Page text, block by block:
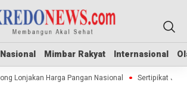
Nasional Mimbar Rakyat Internasional
Nasional Mimbar Rakyat Internasional
Lonjakan Harga Pangan Nasional Sertipikat